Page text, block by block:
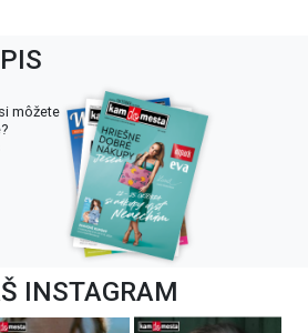
môžete
INSTAGRAM